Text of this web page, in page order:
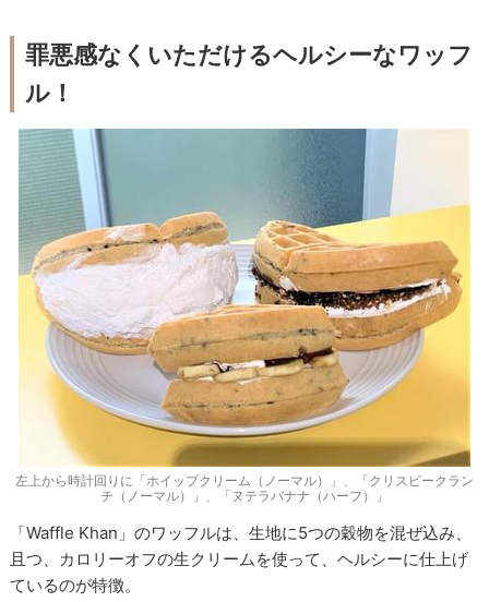
罪悪感なくいただけるヘルシーなワッフ
ル！
左上から時計回りに「ホイップクリーム（ノーマル）」、「クリスピークラン
チ（ノーマル）」、「ヌテラバナナ（ハーフ）」
「Waffle Khan」のワッフルは、生地に5つの穀物を混ぜ込み、
且つ、カロリーオフの生クリームを使って、ヘルシーに仕上げ
ているのが特徴。